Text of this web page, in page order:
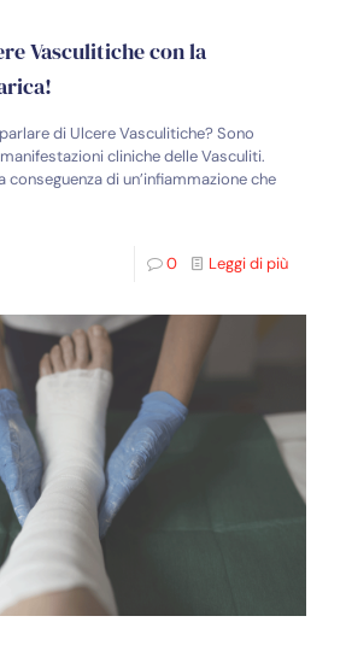
Vasculitiche con la
di Ulcere Vasculitiche? Sono
cliniche delle Vasculiti.
conseguenza di un’infiammazione che
0 Leggi di più